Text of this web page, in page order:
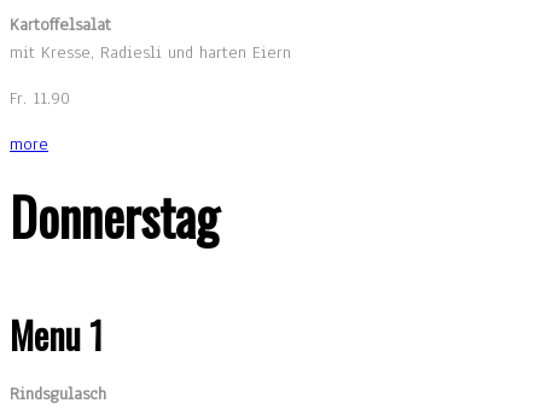
Kartoffelsalat
mit Kresse, Radiesli und harten Eiern
Fr. 11.90
more
Donnerstag
Menu 1
Rindsgulasch